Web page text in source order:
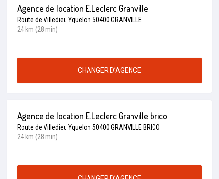
Agence de location E.Leclerc Granville
Route de Villedieu Yquelon 50400 GRANVILLE
24 km (28 min)
CHANGER D’AGENCE
Agence de location E.Leclerc Granville brico
Route de Villedieu Yquelon 50400 GRANVILLE BRICO
24 km (28 min)